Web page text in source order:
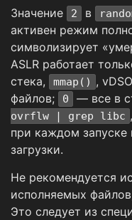
Значение
2 в
активен режим
символизирует
ASLR работает
стека,
mmap() ,
файлов;
0 — все в
ovrflw | grep libc
при каждом запуске
загрузки.
Не рекомендуется
исполняемых
Это следует из